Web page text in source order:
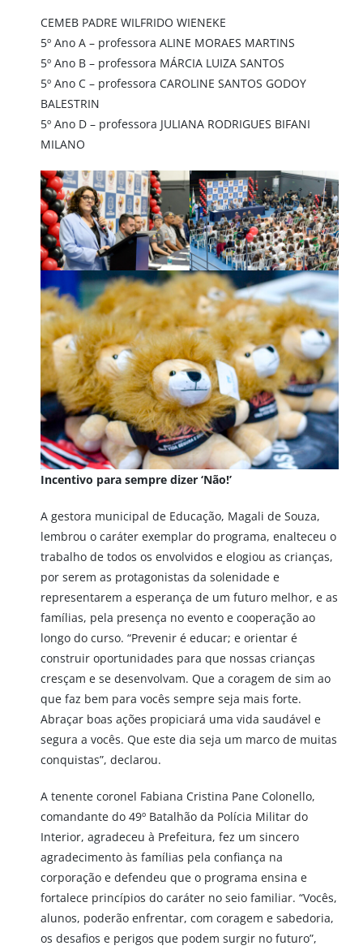
CEMEB PADRE WILFRIDO WIENEKE
5º Ano A – professora ALINE MORAES MARTINS
5º Ano B – professora MÁRCIA LUIZA SANTOS
5º Ano C – professora CAROLINE SANTOS GODOY
BALESTRIN
5º Ano D – professora JULIANA RODRIGUES BIFANI
MILANO
Incentivo para sempre dizer ‘Não!’
A gestora municipal de Educação, Magali de Souza,
lembrou o caráter exemplar do programa, enalteceu o
trabalho de todos os envolvidos e elogiou as crianças,
por serem as protagonistas da solenidade e
representarem a esperança de um futuro melhor, e as
famílias, pela presença no evento e cooperação ao
longo do curso. “Prevenir é educar; e orientar é
construir oportunidades para que nossas crianças
cresçam e se desenvolvam. Que a coragem de sim ao
que faz bem para vocês sempre seja mais forte.
Abraçar boas ações propiciará uma vida saudável e
segura a vocês. Que este dia seja um marco de muitas
conquistas”, declarou.
A tenente coronel Fabiana Cristina Pane Colonello,
comandante do 49º Batalhão da Polícia Militar do
Interior, agradeceu à Prefeitura, fez um sincero
agradecimento às famílias pela confiança na
corporação e defendeu que o programa ensina e
fortalece princípios do caráter no seio familiar. “Vocês,
alunos, poderão enfrentar, com coragem e sabedoria,
os desafios e perigos que podem surgir no futuro”,